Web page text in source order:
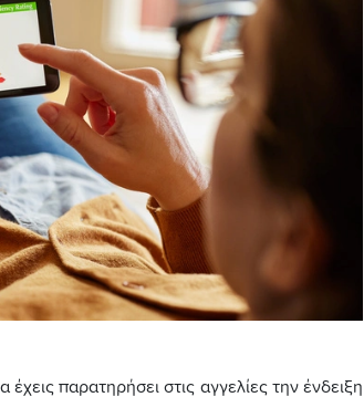
έχεις παρατηρήσει στις αγγελίες την ένδειξη